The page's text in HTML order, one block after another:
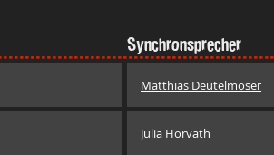
Synchronsprecher
Matthias Deutelmoser
Julia Horvath